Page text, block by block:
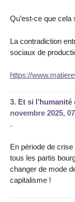
Qu’est-ce que cela
La contradiction
sociaux de
https://
3. Et si
novembre 2025,
.
En période de
tous les partis
changer de mode
capitalisme !